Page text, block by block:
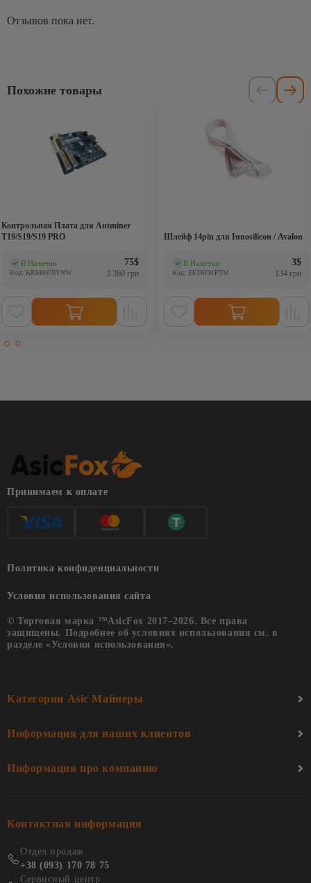
Отзывов пока нет.
Похожие товары
Контрольная Плата для Antminer
T19/S19/S19 PRO
В Наличии
Код: KRM8978YNW
75$
3 360 грн
Шлейф 14pin для Innosilicon / Avalon
В Наличии
Код: EET6191PTM
3$
134 грн
Принимаем к оплате
Политика конфиденциальности
Условия использования сайта
© Торговая марка ™AsicFox 2017–2026. Все права
защищены. Подробнее об условиях использования см. в
разделе «Условия использования».
Категории Asic Майнеры
Информация для наших клиентов
Информация про компанию
Контактная информация
Отдел продаж
+38 (093) 170 78 75
Сервисный центр